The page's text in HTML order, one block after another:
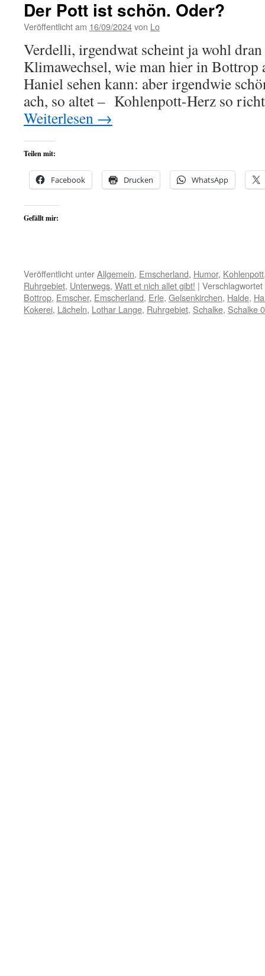
Der Pott ist schön. Oder?
Veröffentlicht am 16/09/2024von Lo
Verdelli, irgendwat scheint ja wohl
Klimawechsel, wie man hier in Bottrop
Haniel sehen kann: aber irgendwie
ach, so altet – Kohlenpott-Herz so
Weiterlesen →
Teilen mit:
Facebook Drucken WhatsApp
Gefällt mir:
Veröffentlicht unterAllgemein, Emscherland, Humor, Kohlenpott
Ruhrgebiet, Unterwegs, Watt et nich allet gibt! | Verschlagwortet
Bottrop, Emscher, Emscherland, Erle, Gelsenkirchen, Halde,
Kokerei, Lächeln, Lothar Lange, Ruhrgebiet, Schalke, Schalke